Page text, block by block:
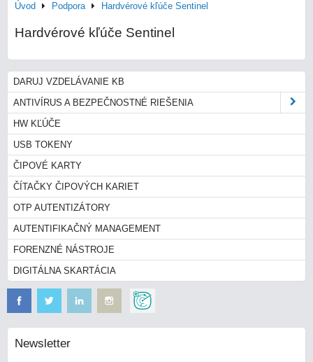
Úvod Podpora Hardvérové kľúče Sentinel
Hardvérové kľúče Sentinel
DARUJ VZDELÁVANIE KB
ANTIVÍRUS A BEZPEČNOSTNÉ RIEŠENIA
HW KĽÚČE
USB TOKENY
ČIPOVÉ KARTY
ČÍTAČKY ČIPOVÝCH KARIET
OTP AUTENTIZÁTORY
AUTENTIFIKAČNÝ MANAGEMENT
FORENZNÉ NÁSTROJE
DIGITÁLNA SKARTÁCIA
Newsletter